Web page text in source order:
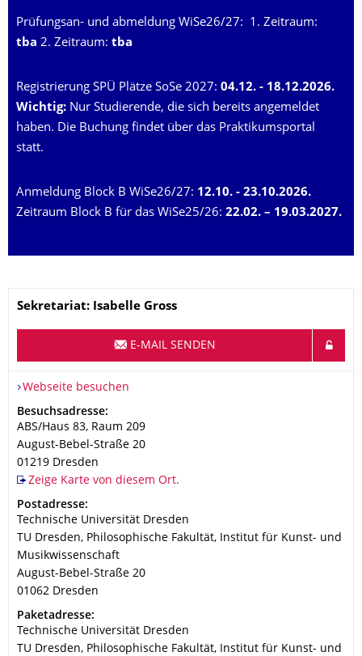
Prüfungsan- und abmeldung WiSe26/27:
1. Zeitraum:
tba 2. Zeitraum: tba
Registrierung SPÜ Plätze SoSe 2027: 04.12. - 18.12.2026.
Wichtig: Nur Studierende, die sich bereits angemeldet
haben. Die Buchung findet über das Praktikumsportal
statt.
Anmeldung Block B WiSe26/27: 12.10. - 23.10.2026.
Zeitraum Block B für das WiSe25/26: 22.02. – 19.03.2027.
Name
Sekretariat: Isabelle Gross
E-MAIL SENDEN
Webseite besuchen
Adresse
Besuchsadresse:
ABS/Haus 83, Raum 209
August-Bebel-Straße 20
01219 Dresden
Zeige Karte von diesem Ort.
Adresse
Postadresse:
Technische Universität Dresden
TU Dresden, Philosophische Fakultät, Institut für Kunst- und
Musikwissenschaft
August-Bebel-Straße 20
01062 Dresden
Adresse
Paketadresse:
Technische Universität Dresden
TU Dresden, Philosophische Fakultät, Institut für Kunst- und